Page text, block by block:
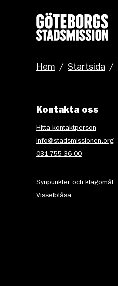
Hem / Startsida /
Kontakta oss
Hitta kontaktperson
info@stadsmissionen.org
031-755 36 00
Synpunkter och klagomål
Visselblåsa